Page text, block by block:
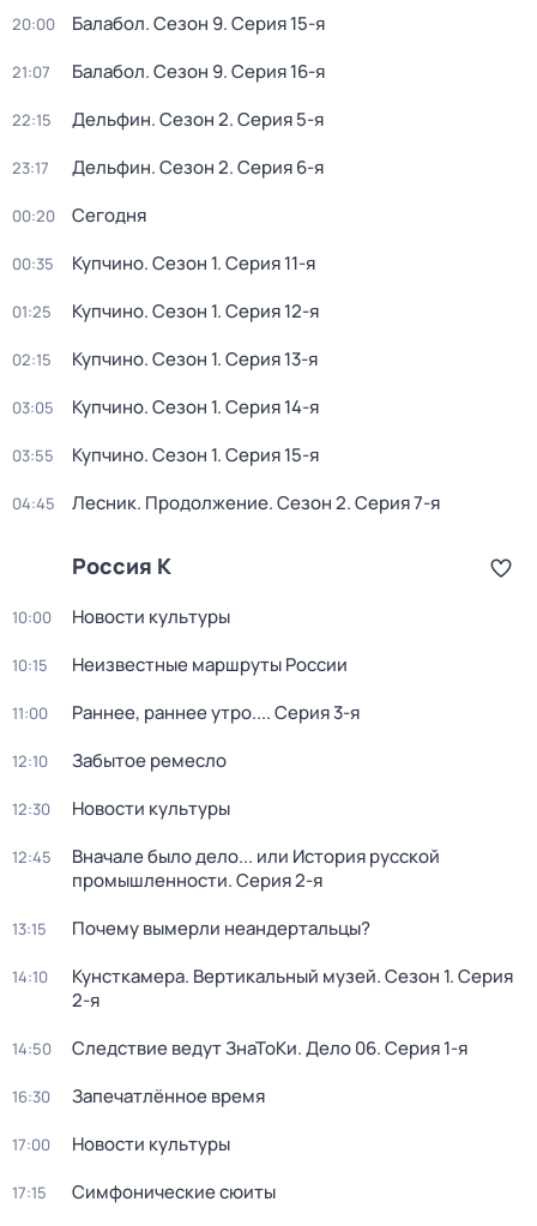
20:00 Балабол. Сезон 9. Серия 15-я
21:07 Балабол. Сезон 9. Серия 16-я
22:15 Дельфин. Сезон 2. Серия 5-я
23:17 Дельфин. Сезон 2. Серия 6-я
00:20 Сегодня
00:35 Купчино. Сезон 1. Серия 11-я
01:25 Купчино. Сезон 1. Серия 12-я
02:15 Купчино. Сезон 1. Серия 13-я
03:05 Купчино. Сезон 1. Серия 14-я
03:55 Купчино. Сезон 1. Серия 15-я
04:45 Лесник. Продолжение. Сезон 2. Серия 7-я
Россия К
10:00 Новости культуры
10:15 Неизвестные маршруты России
11:00 Раннее, раннее утро.... Серия 3-я
12:10 Забытое ремесло
12:30 Новости культуры
12:45
Вначале было дело... или История русской
промышленности. Серия 2-я
13:15 Почему вымерли неандертальцы?
14:10 Кунсткамера. Вертикальный музей. Сезон 1. Серия
2-я
14:50 Следствие ведут ЗнаТоКи. Дело 06. Серия 1-я
16:30 Запечатлённое время
17:00 Новости культуры
17:15 Симфонические сюиты